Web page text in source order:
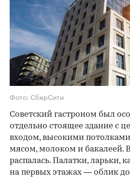
Фото: СберСити
Советский гастроном был
отдельно стоящее здание с
входом, высокими
мясом, молоком и бакалеей.
распалась. Палатки, ларьки,
на первых этажах — облик